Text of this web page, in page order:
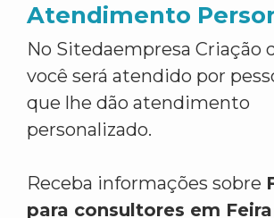
Atendimento
No Sitedaempresa Criação
você será atendido por
que lhe dão atendimento
personalizado.
Receba informações sobre
para consultores em